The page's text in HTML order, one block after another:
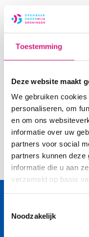
Toestemming
Deze website maakt
We gebruiken
personaliseren, om
en om ons
informatie over uw
partners voor social
partners kunnen deze
informatie die u aan
verzameld op basis
Noodzakelijk
Naar de brugklas
Kijk voor meer
Deel deze pagina